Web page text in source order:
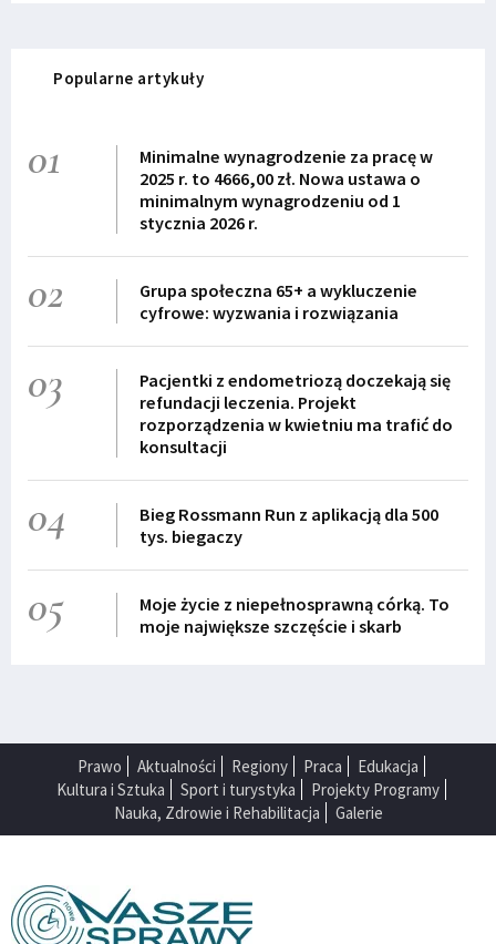
Popularne artykuły
01
Minimalne wynagrodzenie za pracę w
2025 r. to 4666,00 zł. Nowa ustawa o
minimalnym wynagrodzeniu od 1
stycznia 2026 r.
02
Grupa społeczna 65+ a wykluczenie
cyfrowe: wyzwania i rozwiązania
03
Pacjentki z endometriozą doczekają się
refundacji leczenia. Projekt
rozporządzenia w kwietniu ma trafić do
konsultacji
04
Bieg Rossmann Run z aplikacją dla 500
tys. biegaczy
05
Moje życie z niepełnosprawną córką. To
moje największe szczęście i skarb
Prawo Aktualności Regiony Praca
Edukacja
Kultura i Sztuka
Sport i turystyka
Projekty Programy
Nauka, Zdrowie i Rehabilitacja
Galerie